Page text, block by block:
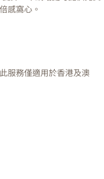
感窩心。
服務僅適用於香港及澳